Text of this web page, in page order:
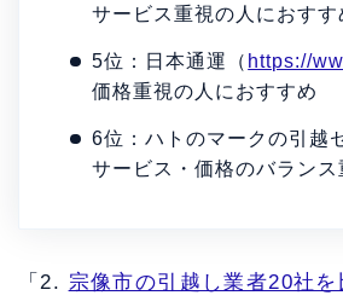
サービス重視の人におすす
5位：日本通運（ https://
価格重視の人におすすめ
6位：ハトのマークの引越
サービス・価格のバラン
「2. 宗像市の引越し業者20社